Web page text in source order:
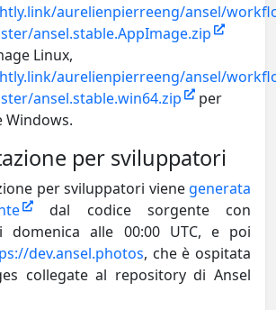
aurelienpierreeng/ansel/
ansel.stable.AppImage.zip
Linux,
aurelienpierreeng/ansel/
ansel.stable.win64.zip
per
Windows.
per sviluppatori
per sviluppatori viene generata
dal codice sorgente con
domenica alle 00:00 UTC, e poi
dev.ansel.photos, che è ospitata
collegate al repository di Ansel